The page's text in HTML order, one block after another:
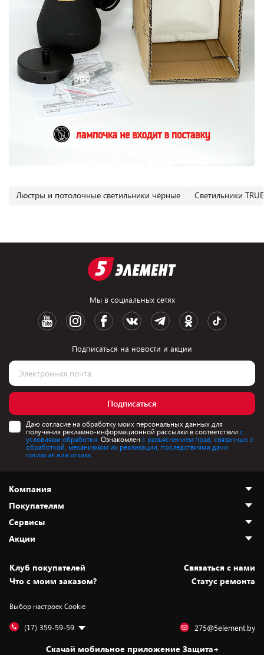
Люстры и потолочные светильники чёрные Светильники
Мы в социальных сетях
Подписаться на новости и акции
Подписаться
Даю согласие на обработку моих персональных данных для
получения рекламно-информационной рассылки в соответствии с
условиями обработки. Ознакомлен с разъяснением прав, связанных с
обработкой, механизмом их реализации, последствиями дачи
согласия или отказа.
Компания
О нас
Адреса магазинов
Новости
Статьи и обзоры
Вакансии
Дай пять добру!
Покупателям
Как сделать заказ
Оплата и доставка
Безналичный расчёт
Обмен и возврат товара
Обработка персональных данных
Подарочные карты
Сервисы
Установка техники
Для игровых консолей
Для мобильных устройств
Для компьютеров
Акции
Скидки и промокоды
Белорусские товары
Бонусы
Оплата частями
Клуб покупателей
Cвязаться с нами
Что с моим заказом?
Статус ремонта
Выбор настроек Cookie
(17) 359-59-59 275@5element.by
Скачай мобильное приложение Защита+